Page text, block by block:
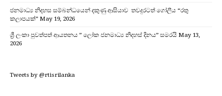
ජනමාධ්‍ය නිදහස සම්බන්ධයෙන් දකුණු ආසියාව තවදුරටත් ගෝලීය “රතු
කලාපයක්” May 19, 2026
ශ්‍රී ලංකා පුවත්පත් ආයතනය ” ලෝක ජනමාධ්‍ය නිදහස් දිනය” සමරයි May 13,
2026
Tweets by @rtisrilanka